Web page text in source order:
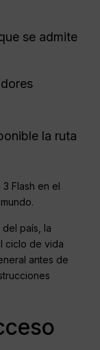
se admite
la ruta
Flash en el
país, la
ciclo de vida
antes de